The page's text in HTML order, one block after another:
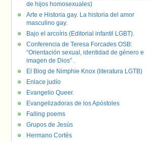
de hijos homosexuales)
Arte e Historia gay. La historia del amor
masculino gay.
Bajo el arcoíris (Editorial infantil LGBT).
Conferencia de Teresa Forcades OSB:
“Orientación sexual, identidad de género e
imagen de Dios” .
El Blog de Nimphie Knox (literatura LGTB)
Enlace judío
Evangelio Queer.
Evangelizadoras de los Apóstoles
Falling poems
Grupos de Jesús
Hermano Cortés